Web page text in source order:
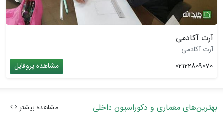
آرت آکادمی
آرت آکادمی
02122809070
مشاهده پروفایل
بهترین‌های معماری و دکوراسیون داخلی مشاهده بیشتر